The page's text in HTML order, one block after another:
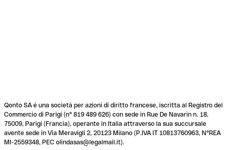
Qonto SA é una società per azioni di diritto francese, iscritta al Registro del
Commercio di Parigi (n° 819 489 626) con sede in Rue De Navarin n. 18,
75009, Parigi (Francia), operante in Italia attraverso la sua succursale
avente sede in Via Meravigli 2, 20123 Milano (P.IVA IT 10813760963, N°REA
MI-2559348, PEC olindasas@legalmail.it).